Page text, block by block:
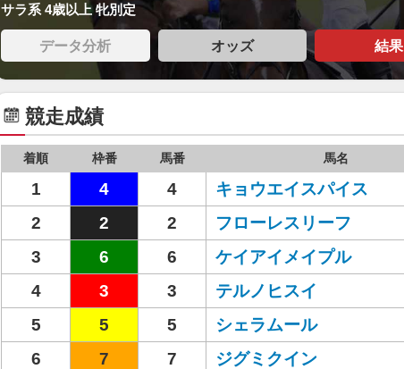
サラ系 4歳以上 牝別定
データ分析 オッズ 結果
競走成績
着順 枠番 馬番 馬名
1 4 4 キョウエイスパイス
2
2 2 フローレスリーフ
3
6 6 ケイアイメイプル
4
3 3 テルノヒスイ
5
5 5 シェラムール
6
7 7 ジグミクイン